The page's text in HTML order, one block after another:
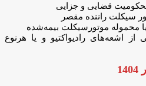
قضایی و جزایی
سیکلت راننده مقصر
محموله موتورسیکلت بیمه‌شده
اشعه‌های رادیواکتیو و یا هرنوع